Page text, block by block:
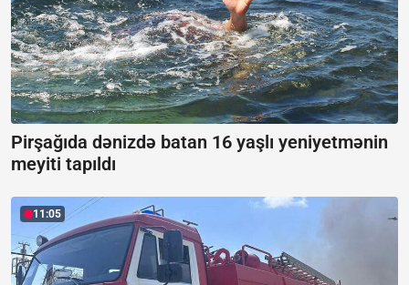
Pirşağıda dənizdə batan 16 yaşlı yeniyetmənin
meyiti tapıldı
11:05